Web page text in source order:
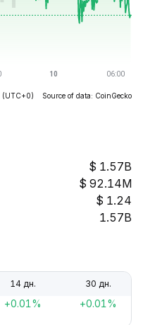
(UTC+0) Source of data: CoinGecko
1.57B
92.14M
1.24
1.57B
14 дн. 30 дн.
+0.01% +0.01%